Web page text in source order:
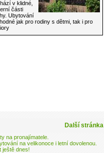
v klidné,
části
Ubytování
jak pro rodiny s dětmi, tak i pro
Další stránka
na pronajímatele.
na velikonocei letní dovolenou.
ještě dnes!